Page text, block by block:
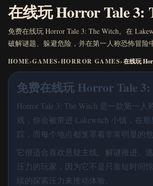
在线玩 Horror Tale 3:
免费在线玩 Horror Tale 3: The Witch。在
破解谜题、躲避危险，并在第一人称恐怖冒险
HOME›GAMES›HORROR GAMES›在线玩
免费在线玩 Horror Tale
Horror Tale 3: The Witch 是一款第一人
戏，你会被带进 Lakewitch 小镇，在
踪，而每个地点都笼罩着非常明显的危
它很适合喜欢悬疑主线、解谜推进、
压力的玩家，因为它不是只靠短时间
续的探索压力来推动体验。